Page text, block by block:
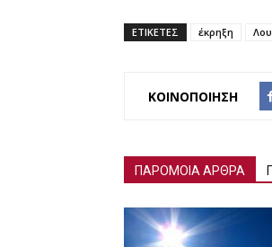
ΕΤΙΚΕΤΕΣ έκρηξη
ΚΟΙΝΟΠΟΙΗΣΗ
ΠΑΡΟΜΟΙΑ ΑΡΘΡΑ